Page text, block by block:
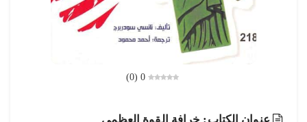
0
(
0
)